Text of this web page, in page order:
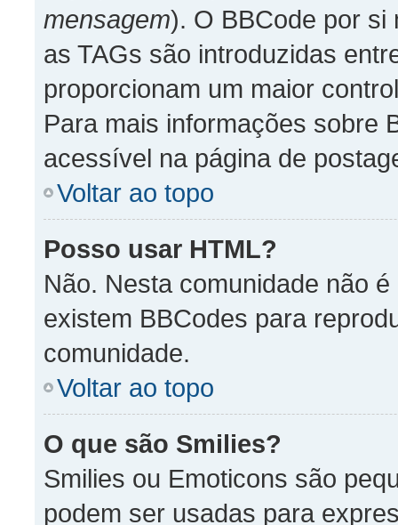
mensagem). O BBCode por si
as TAGs são introduzidas
proporcionam um maior
Para mais informações sobre
acessível na página de
Voltar ao topo
Posso usar HTML?
Não. Nesta comunidade não
existem BBCodes para
comunidade.
Voltar ao topo
O que são Smilies?
Smilies ou Emoticons são
podem ser usadas para